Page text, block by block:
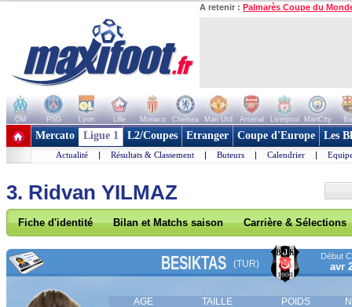
A retenir : Palmarès Coupe du
OM PSG Lyon Lille Monaco Chelsea Man Utd Arsenal Liverpool ManCity
+ de clubs
Mercato Ligue 1 L2/Coupes Etranger Coupe d'Europe Les
Actualité | Résultats & Classement | Buteurs | Calendrier |
3. Ridvan YILMAZ
Fiche d'identité Bilan et Matchs saison Carrière & Sélections
BESIKTAS (TUR)
Début
avr
AGE TAILLE POIDS